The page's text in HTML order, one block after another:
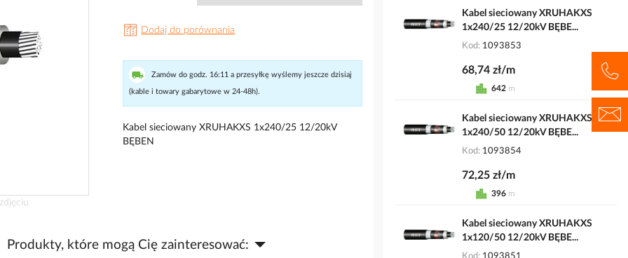
Dodaj do porównania
Zamów do godz. 16:11 a przesyłkę wyślemy jeszcze dzisiaj
(kable i towary gabarytowe w 24-48h).
Kabel sieciowany XRUHAKXS 1x240/25 12/20kV
BĘBEN
Produkty, które mogą Cię zainteresować:
Kabel sieciowany XRUHAKXS
1x240/25 12/20kV BĘBE...
Kod 1093853
68,74 zł/m
642 m
Kabel sieciowany XRUHAKXS
1x240/50 12/20kV BĘBE...
Kod 1093854
72,25 zł/m
396 m
Kabel sieciowany XRUHAKXS
1x120/50 12/20kV BĘBE...